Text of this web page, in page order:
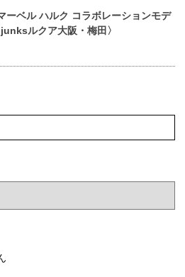
ーベル ハルク コラボレーションモデ
ルクア大阪・梅田〉